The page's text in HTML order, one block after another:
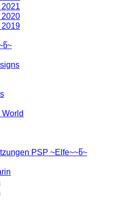
PSP ~Elfe~~წ~